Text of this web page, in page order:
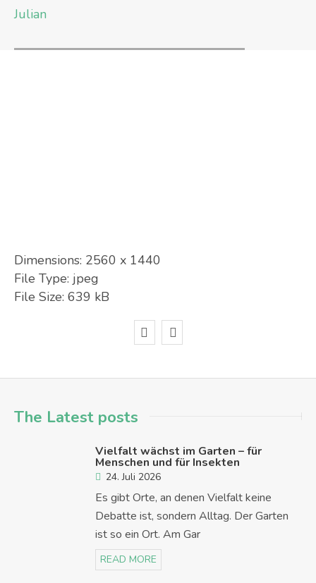
Julian
Dimensions: 2560 x 1440
File Type: jpeg
File Size: 639 kB
The Latest posts
Vielfalt wächst im Garten – für
Menschen und für Insekten
24. Juli 2026
Es gibt Orte, an denen Vielfalt keine
Debatte ist, sondern Alltag. Der Garten
ist so ein Ort. Am Gar
READ MORE